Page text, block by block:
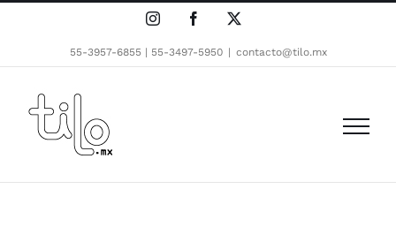
Skip
InstagramFacebook
55-3957-6855 | 55-3497-5950 | contacto@tilo.mx